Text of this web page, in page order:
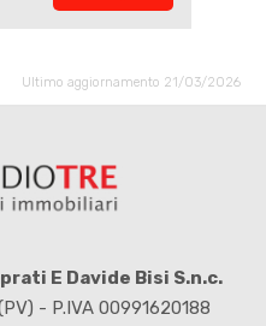
Ultimo aggiornamento 21/03/2026
E Davide Bisi S.n.c.
- P.IVA 00991620188